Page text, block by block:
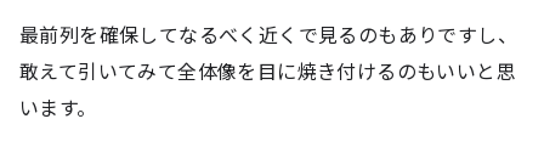
最前列を確保してなるべく近くで見るのもありですし、
敢えて引いてみて全体像を目に焼き付けるのもいいと思
います。